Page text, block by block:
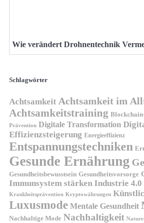
Wie verändert Drohnentechnik
Schlagwörter
Achtsamkeit Achtsamkeit im
Achtsamkeitstraining
Prävention Digitale Transformation
Effizienzsteigerung Energieeffizienz
Entspannungstechniken
Gesunde Ernährung
Gesundheitsbewusstsein Gesundheitsvorsorge
Immunsystem stärken Industrie 4.0
Krankheitsprävention Kryptowährungen
Luxusmode Mentale Gesundheit
Nachhaltige Mode Nachhaltigkeit